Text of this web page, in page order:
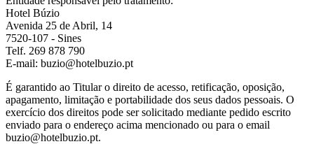
Hotel Búzio
Avenida 25 de Abril, 14
7520-107 - Sines
Telf. 269 878 790
E-mail: buzio@hotelbuzio.pt
É garantido ao Titular o direito de acesso, retificação, oposição,
apagamento, limitação e portabilidade dos seus dados pessoais. O
exercício dos direitos pode ser solicitado mediante pedido escrito
enviado para o endereço acima mencionado ou para o email
buzio@hotelbuzio.pt.